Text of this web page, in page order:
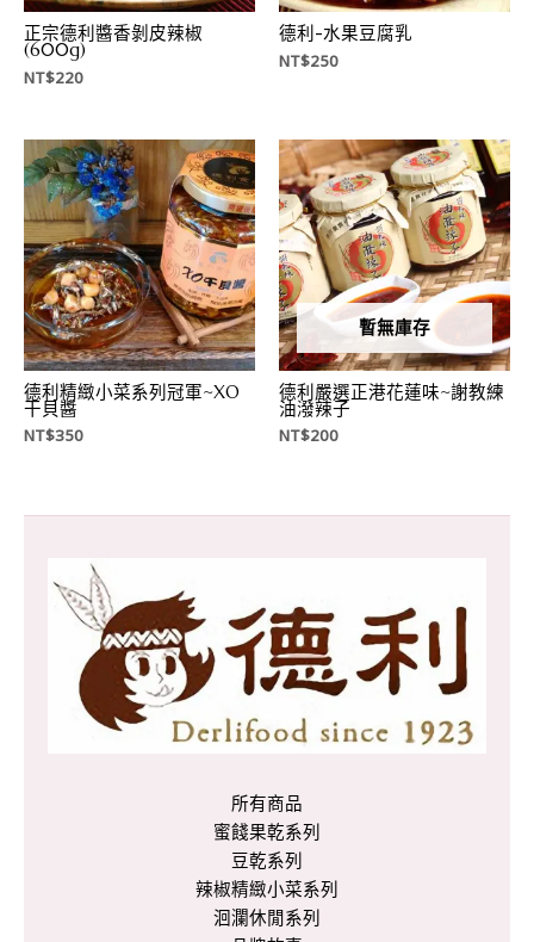
正宗德利醬香剝皮辣椒
(600g)
NT$220
德利-水果豆腐乳
NT$250
德利精緻小菜系列冠軍~XO
干貝醬
NT$350
暫無庫存
德利嚴選正港花蓮味~謝教練
油潑辣子
NT$200
所有商品
蜜餞果乾系列
豆乾系列
辣椒精緻小菜系列
洄瀾休閒系列